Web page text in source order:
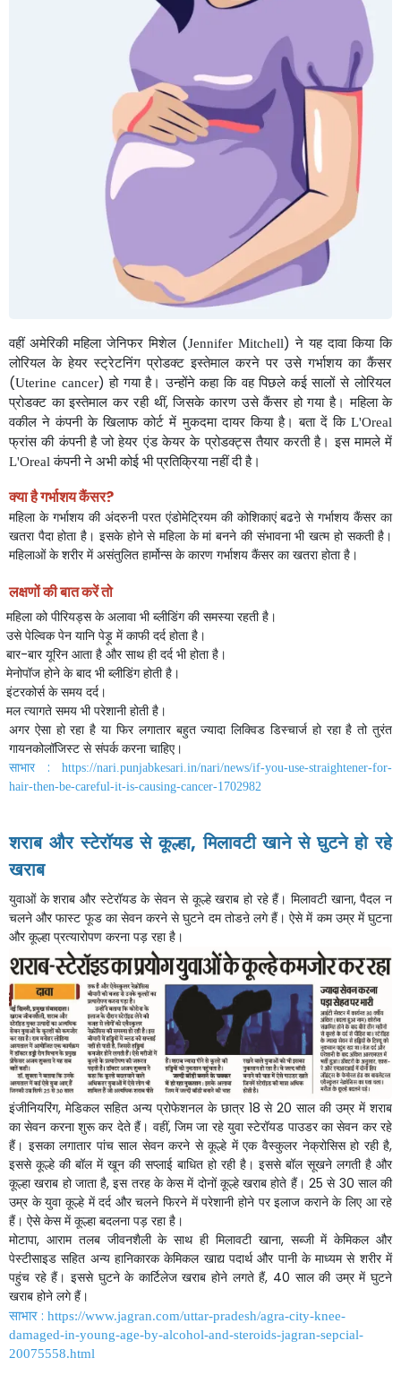
वहीं अमेरिकी महिला जेनिफर मिशेल (Jennifer Mitchell)ने यह दावा किया कि
लोरियल के हेयर स्ट्रेटनिंग प्रोडक्ट इस्तेमाल करने पर उसे गर्भाशय का कैंसर
(Uterine cancer)हो गया है। उन्होंने कहा कि वह पिछले कई सालों से लोरियल
प्रोडक्ट का इस्तेमाल कर रही थीं,जिसके कारण उसे कैंसर हो गया है। महिला के
वकील ने कंपनी के खिलाफ कोर्ट में मुकदमा दायर किया है। बता दें कि L'Oreal
फ्रांस की कंपनी है जो हेयर एंड केयर के प्रोडक्ट्स तैयार करती है। इस मामले में
L'Oreal कंपनी ने अभी कोई भी प्रतिक्रिया नहीं दी है।
क्याहैगर्भाशयकैंसर?
महिला के गर्भाशय की अंदरुनी परत एंडोमेट्रियम की कोशिकाएं बढऩे से गर्भाशय कैंसर का
खतरा पैदा होता है। इसके होने से महिला के मां बनने की संभावना भी खत्म हो सकती है।
महिलाओं के शरीर में असंतुलित हार्मोन्स के कारण गर्भाशय कैंसर का खतरा होता है।
लक्षणोंकीबातकरेंतो
महिला को पीरियड्स के अलावा भी ब्लीडिंग की समस्या रहती है।
उसे पेल्विक पेन यानि पेड़ू में काफी दर्द होता है।
बार-बार यूरिन आता है और साथ ही दर्द भी होता है।
मेनोपॉज होने के बाद भी ब्लीडिंग होती है।
इंटरकोर्स के समय दर्द।
मल त्यागते समय भी परेशानी होती है।
अगर ऐसा हो रहा है या फिर लगातार बहुत ज्यादा लिक्विड डिस्चार्ज हो रहा है तो तुरंत
गायनकोलॉजिस्ट से संपर्क करना चाहिए।
साभार:
https://nari.punjabkesari.in/nari/news/if-you-use-straightener-for-
hair-then-be-careful-it-is-causing-cancer-1702982
शराब और स्टेरॉयड से कूल्हा,मिलावटी खाने से घुटने हो रहे
खराब
युवाओं के शराब और स्टेरॉयड के सेवन से कूल्हे खराब हो रहे हैं। मिलावटी खाना,पैदल न
चलने और फास्ट फूड का सेवन करने से घुटने दम तोडऩे लगे हैं। ऐसे में कम उम्र में घुटना
और कूल्हा प्रत्यारोपण करना पड़ रहा है।
इंजीनियरिंग, मेडिकल सहित अन्य प्रोफेशनल के छात्र18से20साल की उम्र में शराब
का सेवन करना शुरू कर देते हैं। वहीं, जिम जा रहे युवा स्टेरॉयड पाउडर का सेवन कर रहे
हैं। इसका लगातार पांच साल सेवन करने से कूल्हे में एक वैस्कुलर नेक्रोसिस हो रही है,
इससे कूल्हे की बॉल में खून की सप्लाई बाधित हो रही है। इससे बॉल सूखने लगती है और
कूल्हा खराब हो जाता है,इस तरह के केस में दोनों कूल्हे खराब होते हैं। 25से30 साल की
उम्र के युवा कूल्हे में दर्द और चलने फिरने में परेशानी होने पर इलाज कराने के लिए आ रहे
हैं। ऐसे केस में कूल्हा बदलना पड़ रहा है।
मोटापा, आराम तलब जीवनशैली के साथ ही मिलावटी खाना, सब्जी में केमिकल और
पेस्टीसाइड सहित अन्य हानिकारक केमिकल खाद्य पदार्थ और पानी के माध्यम से शरीर में
पहुंच रहे हैं। इससे घुटने के कार्टिलेज खराब होने लगते हैं, 40 साल की उम्र में घुटने
खराब होने लगे हैं।
साभार : https://www.jagran.com/uttar-pradesh/agra-city-knee-
damaged-in-young-age-by-alcohol-and-steroids-jagran-sepcial-
20075558.html